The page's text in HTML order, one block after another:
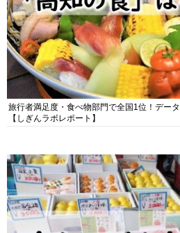
旅行者満足度・食べ物部門で全国1位！デー
【しぎんラボレポート】